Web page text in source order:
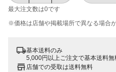
最大注文数は0です
※価格は​店舗や​掲載場所で​異なる​場合が​
基本送料のみ
5,000円以上ご注文で基本送料無
店舗での受取は送料無料